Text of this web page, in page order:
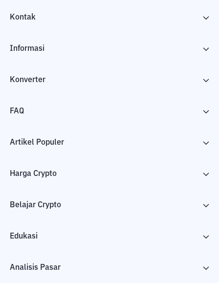
Kontak
Informasi
Konverter
FAQ
Artikel Populer
Harga Crypto
Belajar Crypto
Edukasi
Analisis Pasar